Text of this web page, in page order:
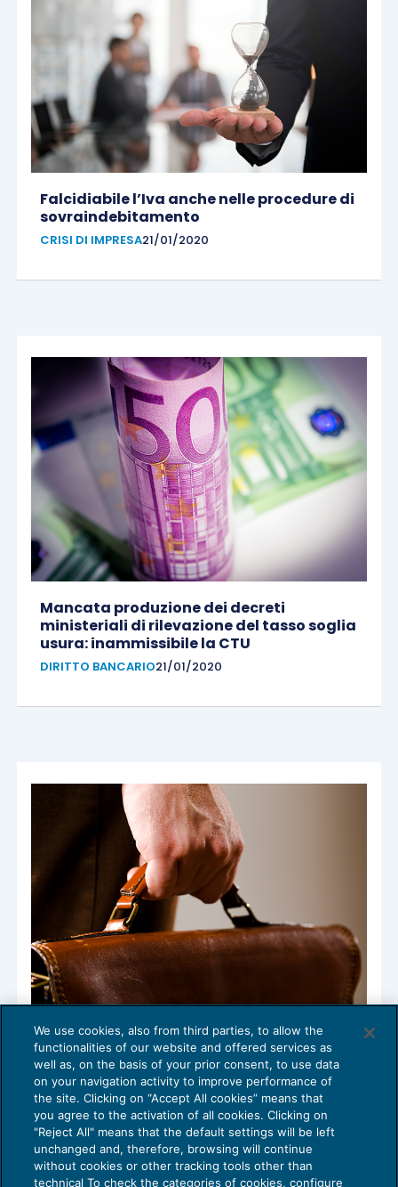
Falcidiabile l’Iva anche nelle procedure di
sovraindebitamento
CRISI DI IMPRESA21/01/2020
Mancata produzione dei decreti
ministeriali di rilevazione del tasso soglia
usura: inammissibile la CTU
DIRITTO BANCARIO21/01/2020
Mansioni e scelte imprenditoriali
DIRITTO DEL LAVORO 21/01/2020
1 2
We use cookies, also from third parties, to allow the
functionalities of our website and offered services as
well as, on the basis of your prior consent, to use data
on your navigation activity to improve performance of
the site. Clicking on “Accept All cookies” means that
you agree to the activation of all cookies. Clicking on
"Reject All" means that the default settings will be left
unchanged and, therefore, browsing will continue
without cookies or other tracking tools other than
technical To check the categories of cookies, configure